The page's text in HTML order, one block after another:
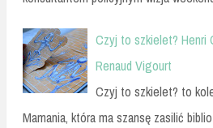
Czyj to szkielet? Henri
Renaud Vigourt
Czyj to szkielet? to
Mamania, która ma szansę zasilić